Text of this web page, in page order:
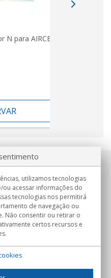
para AIRCELL 7
utilizamos tecnologias
acessar informações do
tecnologias nos permitirá
de navegação ou
Não consentir ou retirar o
certos recursos e